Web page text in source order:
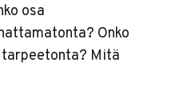
osa
Onko
Mitä